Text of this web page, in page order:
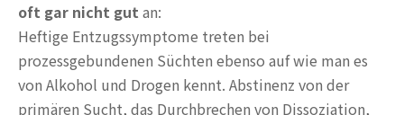
oft gar nicht gutan:
Heftige Entzugssymptome treten bei
prozessgebundenen Süchten ebenso auf wie man es
von Alkohol und Drogen kennt. Abstinenz von der
primären Sucht, das Durchbrechen von Dissoziation,